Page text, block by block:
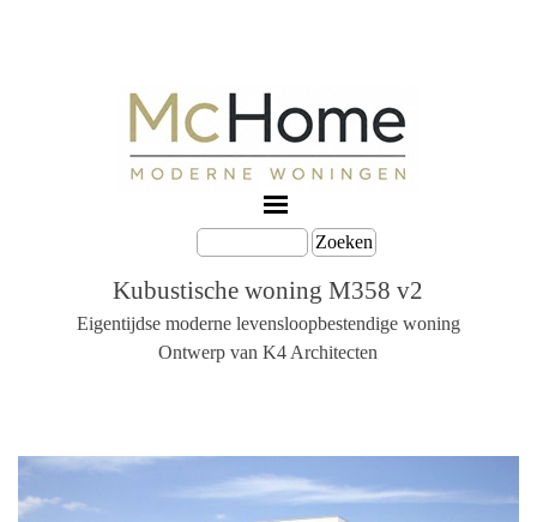
Zoeken
Kubustische woning M358 v2
Eigentijdse moderne levensloopbestendige woning
Ontwerp van K4 Architecten